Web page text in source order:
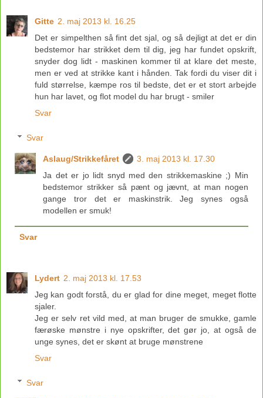
Gitte 2. maj 2013 kl. 16.25
Det er simpelthen så fint det sjal, og så dejligt at det er din
bedstemor har strikket dem til dig, jeg har fundet opskrift,
snyder dog lidt - maskinen kommer til at klare det meste,
men er ved at strikke kant i hånden. Tak fordi du viser dit i
fuld størrelse, kæmpe ros til bedste, det er et stort arbejde
hun har lavet, og flot model du har brugt - smiler
Svar
Svar
Aslaug/Strikkefåret
3. maj 2013 kl. 17.30
Ja det er jo lidt snyd med den strikkemaskine ;) Min
bedstemor strikker så pænt og jævnt, at man nogen
gange tror det er maskinstrik. Jeg synes også
modellen er smuk!
Svar
Lydert 2. maj 2013 kl. 17.53
Jeg kan godt forstå, du er glad for dine meget, meget flotte
sjaler.
Jeg er selv ret vild med, at man bruger de smukke, gamle
færøske mønstre i nye opskrifter, det gør jo, at også de
unge synes, det er skønt at bruge mønstrene
Svar
Svar